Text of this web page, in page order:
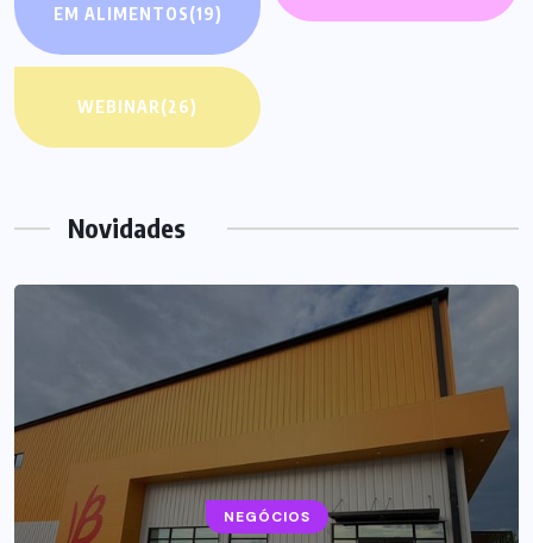
EM ALIMENTOS(19)
WEBINAR(26)
Novidades
NEGÓCIOS
NEGÓCIOS TENDÊNCIAS